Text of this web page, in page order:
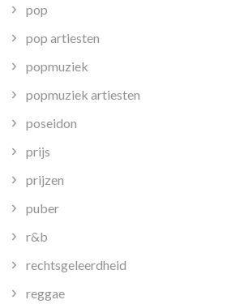
pop
pop artiesten
popmuziek
popmuziek artiesten
poseidon
prijs
prijzen
puber
r&b
rechtsgeleerdheid
reggae